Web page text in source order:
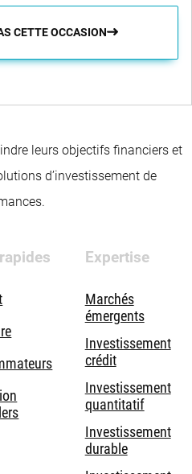
CETTE OCCASION
leurs objectifs financiers et
d’investissement de
Expertise
Marchés
émergents
Investissement
crédit
Investissement
quantitatif
Investissement
durable